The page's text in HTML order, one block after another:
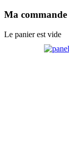
Ma commande
Le panier est vide